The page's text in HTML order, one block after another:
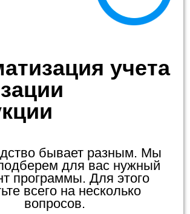
учета
бывает разным. Мы
для вас нужный
программы. Для этого
всего на несколько
вопросов.